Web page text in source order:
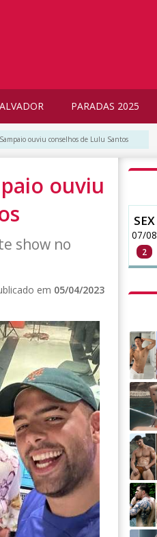
PARADAS 2025
ouviu conselhos de Lulu Santos
ouviu
show no
em 05/04/2023
SEX
07/08
2